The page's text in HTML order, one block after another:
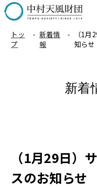
トッ
プ
新着情
報
（1
知らせ
新着
（1月29日）
スのお知らせ